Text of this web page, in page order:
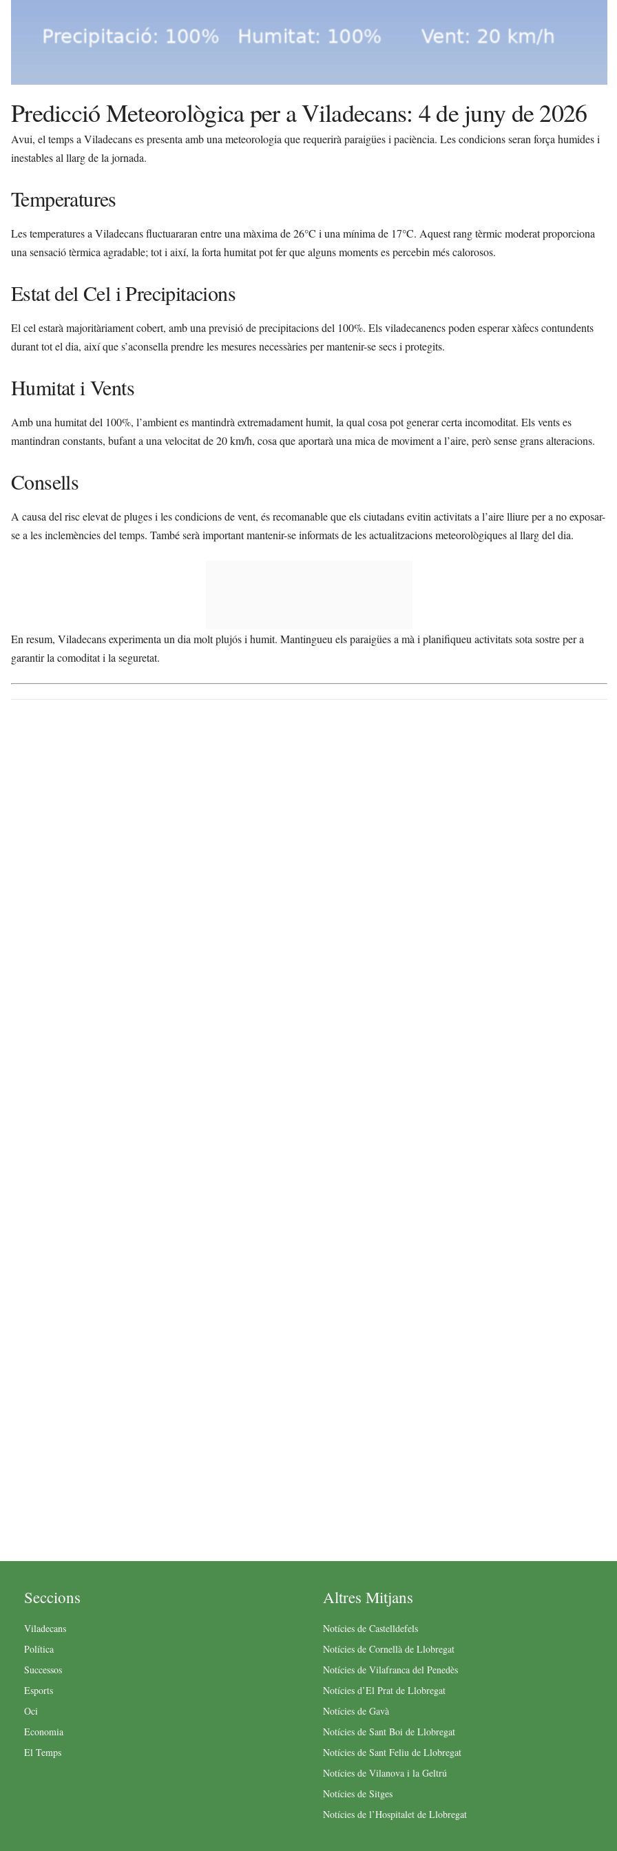
Predicció Meteorològica per a Viladecans: 4 de juny de 2026
Avui, el temps a Viladecans es presenta amb una meteorologia que requerirà paraigües i paciència. Les condicions seran força humides i
inestables al llarg de la jornada.
Temperatures
Les temperatures a Viladecans fluctuararan entre una màxima de 26°C i una mínima de 17°C. Aquest rang tèrmic moderat proporciona
una sensació tèrmica agradable; tot i així, la forta humitat pot fer que alguns moments es percebin més calorosos.
Estat del Cel i Precipitacions
El cel estarà majoritàriament cobert, amb una previsió de precipitacions del 100%. Els viladecanencs poden esperar xàfecs contundents
durant tot el dia, així que s’aconsella prendre les mesures necessàries per mantenir-se secs i protegits.
Humitat i Vents
Amb una humitat del 100%, l’ambient es mantindrà extremadament humit, la qual cosa pot generar certa incomoditat. Els vents es
mantindran constants, bufant a una velocitat de 20 km/h, cosa que aportarà una mica de moviment a l’aire, però sense grans alteracions.
Consells
A causa del risc elevat de pluges i les condicions de vent, és recomanable que els ciutadans evitin activitats a l’aire lliure per a no exposar-
se a les inclemències del temps. També serà important mantenir-se informats de les actualitzacions meteorològiques al llarg del dia.
En resum, Viladecans experimenta un dia molt plujós i humit. Mantingueu els paraigües a mà i planifiqueu activitats sota sostre per a
garantir la comoditat i la seguretat.
Seccions
Viladecans
Política
Successos
Esports
Oci
Economia
El Temps
Altres Mitjans
Notícies de Castelldefels
Notícies de Cornellà de Llobregat
Notícies de Vilafranca del Penedès
Notícies d’El Prat de Llobregat
Notícies de Gavà
Notícies de Sant Boi de Llobregat
Notícies de Sant Feliu de Llobregat
Notícies de Vilanova i la Geltrú
Notícies de Sitges
Notícies de l’Hospitalet de Llobregat